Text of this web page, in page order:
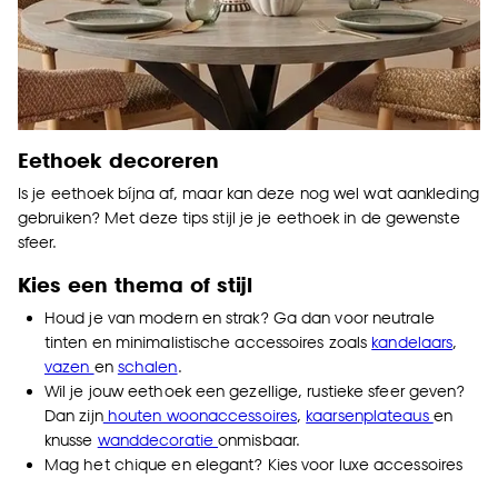
Eethoek decoreren
Is je eethoek bíjna af, maar kan deze nog wel wat aankleding
gebruiken? Met deze tips stijl je je eethoek in de gewenste
sfeer.
Kies een thema of stijl
Houd je van modern en strak? Ga dan voor neutrale
tinten en minimalistische accessoires zoals kandelaars,
vazen en schalen.
Wil je jouw eethoek een gezellige, rustieke sfeer geven?
Dan zijnhouten woonaccessoires, kaarsenplateaus en
knusse wanddecoratieonmisbaar.
Mag het chique en elegant? Kies voor luxe accessoires